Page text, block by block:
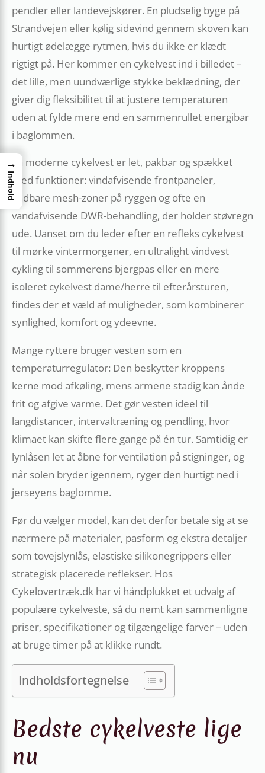
pendler eller landevejskører. En pludselig byge på
Strandvejen eller kølig sidevind gennem skoven kan
hurtigt ødelægge rytmen, hvis du ikke er klædt
rigtigt på. Her kommer en cykelvest ind i billedet –
det lille, men uundværlige stykke beklædning, der
giver dig fleksibilitet til at justere temperaturen
uden at fylde mere end en sammenrullet energibar
i baglommen.
En moderne cykelvest er let, pakbar og spækket
med funktioner: vindafvisende frontpaneler,
åndbare mesh-zoner på ryggen og ofte en
vandafvisende DWR-behandling, der holder støvregn
ude. Uanset om du leder efter en refleks cykelvest
til mørke vintermorgener, en ultralight vindvest
cykling til sommerens bjergpas eller en mere
isoleret cykelvest dame/herre til efterårsturen,
findes der et væld af muligheder, som kombinerer
synlighed, komfort og ydeevne.
Mange ryttere bruger vesten som en
temperaturregulator: Den beskytter kroppens
kerne mod afkøling, mens armene stadig kan ånde
frit og afgive varme. Det gør vesten ideel til
langdistancer, intervaltræning og pendling, hvor
klimaet kan skifte flere gange på én tur. Samtidig er
lynlåsen let at åbne for ventilation på stigninger, og
når solen bryder igennem, ryger den hurtigt ned i
jerseyens baglomme.
Før du vælger model, kan det derfor betale sig at se
nærmere på materialer, pasform og ekstra detaljer
som tovejslynlås, elastiske silikonegrippers eller
strategisk placerede reflekser. Hos
Cykelovertræk.dk har vi håndplukket et udvalg af
populære cykelveste, så du nemt kan sammenligne
priser, specifikationer og tilgængelige farver – uden
at bruge timer på at klikke rundt.
Indholdsfortegnelse
Bedste cykelveste lige
nu
→
Indhold